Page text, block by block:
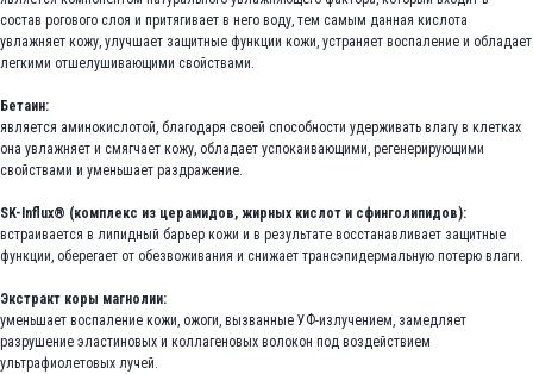
состав рогового слоя и притягивает в него воду, тем самым данная кислота
увлажняет кожу, улучшает защитные функции кожи, устраняет воспаление и обладает
легкими отшелушивающими свойствами.
Бетаин:
является аминокислотой, благодаря своей способности удерживать влагу в клетках
она увлажняет и смягчает кожу, обладает успокаивающими, регенерирующими
свойствами и уменьшает раздражение.
SK-Influx® (комплекс из церамидов, жирных кислот и сфинголипидов):
встраивается в липидный барьер кожи и в результате восстанавливает защитные
функции, оберегает от обезвоживания и снижает трансэпидермальную потерю влаги.
Экстракт коры магнолии:
уменьшает воспаление кожи, ожоги, вызванные УФ-излучением, замедляет
разрушение эластиновых и коллагеновых волокон под воздействием
ультрафиолетовых лучей.